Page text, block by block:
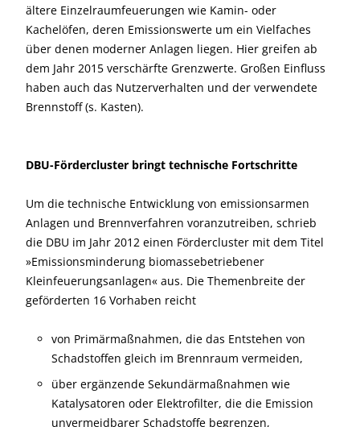
ältere Einzelraumfeuerungen wie Kamin- oder
Kachelöfen, deren Emissionswerte um ein Vielfaches
über denen moderner Anlagen liegen. Hier greifen ab
dem Jahr 2015 verschärfte Grenzwerte. Großen Einfluss
haben auch das Nutzerverhalten und der verwendete
Brennstoff (s. Kasten).
DBU-Fördercluster bringt technische Fortschritte
Um die technische Entwicklung von emissionsarmen
Anlagen und Brennverfahren voranzutreiben, schrieb
die DBU im Jahr 2012 einen Fördercluster mit dem Titel
»Emissionsminderung biomassebetriebener
Kleinfeuerungsanlagen« aus. Die Themenbreite der
geförderten 16 Vorhaben reicht
von Primärmaßnahmen, die das Entstehen von
Schadstoffen gleich im Brennraum vermeiden,
über ergänzende Sekundärmaßnahmen wie
Katalysatoren oder Elektrofilter, die die Emission
unvermeidbarer Schadstoffe begrenzen,